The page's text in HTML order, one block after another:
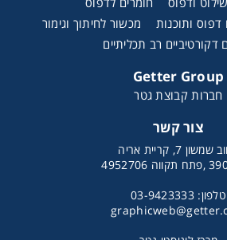
ותוכנות
מכשור לחיתוך וגימור
דקורטיביים רב תכליתיים
Getter Group
חברות קבוצת גטר
צור קשר
7, קריית אריה
טלפון: 03-9423333
מכונת גימור לספרים בעוביים שונים Tecnau Libra 800
System
מחיר או מידע עבור: